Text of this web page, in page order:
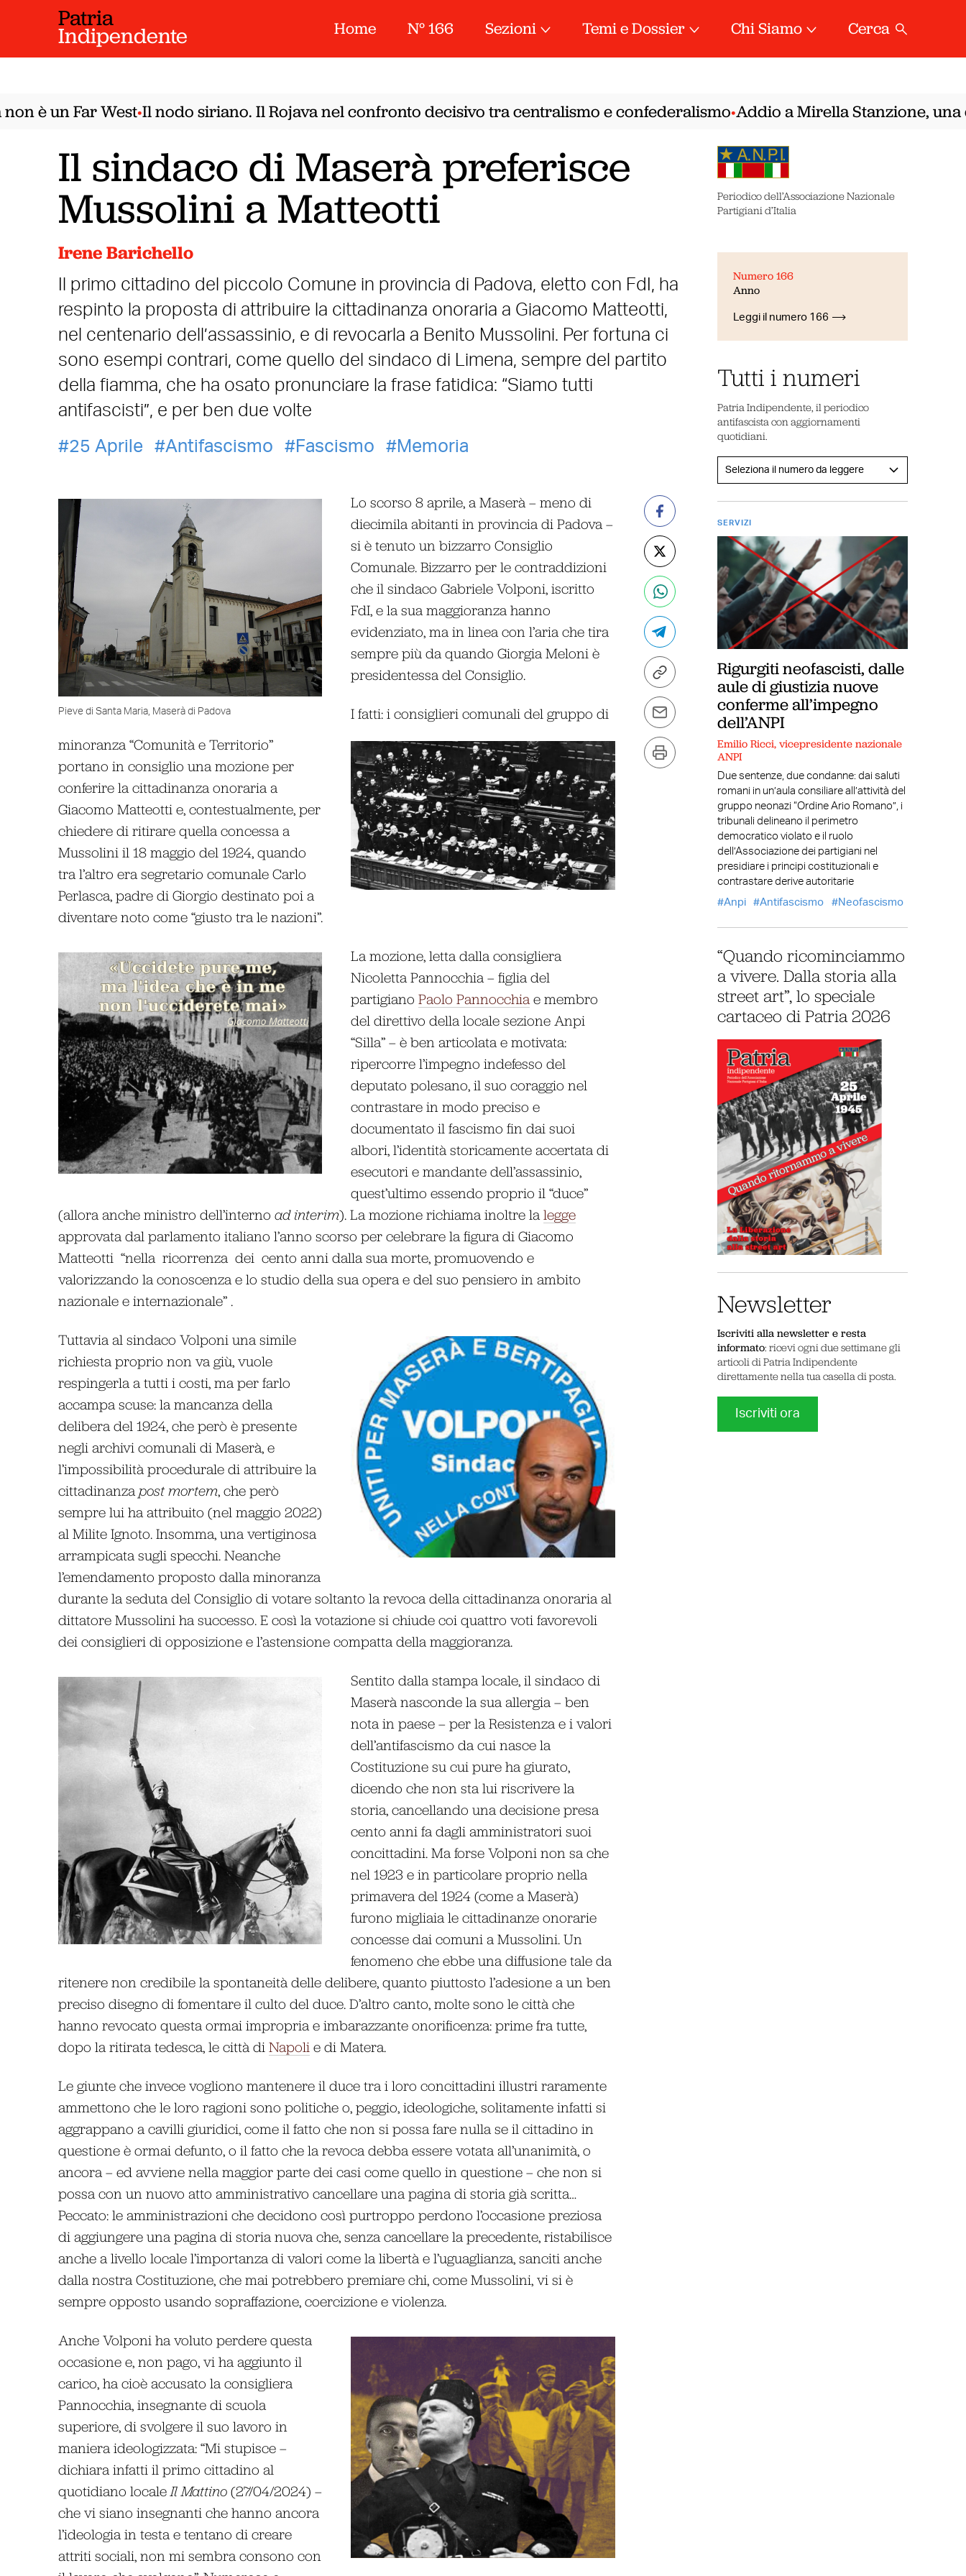
Patria
Indipendente Home N° 166 Sezioni Temi e Dossier Chi Siamo Cerca
è un Far West•Il nodo siriano. Il Rojava nel confronto decisivo tra centralismo e confederalismo•Addio a Mirella Stanzione, una
Il sindaco di Maserà preferisce
Mussolini a Matteotti
Irene Barichello
Il primo cittadino del piccolo Comune in provincia di Padova, eletto con FdI, ha
respinto la proposta di attribuire la cittadinanza onoraria a Giacomo Matteotti,
nel centenario dell’assassinio, e di revocarla a Benito Mussolini. Per fortuna ci
sono esempi contrari, come quello del sindaco di Limena, sempre del partito
della fiamma, che ha osato pronunciare la frase fatidica: “Siamo tutti
antifascisti”, e per ben due volte
25 Aprile
Antifascismo Fascismo Memoria
Pieve di Santa Maria, Maserà di Padova
Lo scorso 8 aprile, a Maserà – meno di
diecimila abitanti in provincia di Padova –
si è tenuto un bizzarro Consiglio
Comunale. Bizzarro per le contraddizioni
che il sindaco Gabriele Volponi, iscritto
FdI, e la sua maggioranza hanno
evidenziato, ma in linea con l’aria che tira
sempre più da quando Giorgia Meloni è
presidentessa del Consiglio.
I fatti: i consiglieri comunali del gruppo di
minoranza “Comunità e Territorio”
portano in consiglio una mozione per
conferire la cittadinanza onoraria a
Giacomo Matteotti e, contestualmente, per
chiedere di ritirare quella concessa a
Mussolini il 18 maggio del 1924, quando
tra l’altro era segretario comunale Carlo
Perlasca, padre di Giorgio destinato poi a
diventare noto come “giusto tra le nazioni”.
La mozione, letta dalla consigliera
Nicoletta Pannocchia – figlia del
partigianoPaolo Pannocchia e membro
del direttivo della locale sezione Anpi
“Silla” – è ben articolata e motivata:
ripercorre l’impegno indefesso del
deputato polesano, il suo coraggio nel
contrastare in modo preciso e
documentato il fascismo fin dai suoi
albori, l’identità storicamente accertata di
esecutori e mandante dell’assassinio,
quest’ultimo essendo proprio il “duce”
(allora anche ministro dell’interno ad interim). La mozione richiama inoltre la legge
approvata dal parlamento italiano l’anno scorso per celebrare la figura di Giacomo
Matteotti “nella ricorrenza dei cento anni dalla sua morte, promuovendo e
valorizzando la conoscenza e lo studio della sua opera e del suo pensiero in ambito
nazionale e internazionale” .
Tuttavia al sindaco Volponi una simile
richiesta proprio non va giù, vuole
respingerla a tutti i costi, ma per farlo
accampa scuse: la mancanza della
delibera del 1924, che però è presente
negli archivi comunali di Maserà, e
l’impossibilità procedurale di attribuire la
cittadinanza post mortem, che però
sempre lui ha attribuito (nel maggio 2022)
al Milite Ignoto. Insomma, una vertiginosa
arrampicata sugli specchi. Neanche
l’emendamento proposto dalla minoranza
durante la seduta del Consiglio di votare soltanto la revoca della cittadinanza onoraria al
dittatore Mussolini ha successo. E così la votazione si chiude coi quattro voti favorevoli
dei consiglieri di opposizione e l’astensione compatta della maggioranza.
Sentito dalla stampa locale, il sindaco di
Maserà nasconde la sua allergia – ben
nota in paese – per la Resistenza e i valori
dell’antifascismo da cui nasce la
Costituzione su cui pure ha giurato,
dicendo che non sta lui riscrivere la
storia, cancellando una decisione presa
cento anni fa dagli amministratori suoi
concittadini. Ma forse Volponi non sa che
nel 1923 e in particolare proprio nella
primavera del 1924 (come a Maserà)
furono migliaia le cittadinanze onorarie
concesse dai comuni a Mussolini. Un
fenomeno che ebbe una diffusione tale da
ritenere non credibile la spontaneità delle delibere, quanto piuttosto l’adesione a un ben
preciso disegno di fomentare il culto del duce. D’altro canto, molte sono le città che
hanno revocato questa ormai impropria e imbarazzante onorificenza: prime fra tutte,
dopo la ritirata tedesca, le città di Napoli e di Matera.
Le giunte che invece vogliono mantenere il duce tra i loro concittadini illustri raramente
ammettono che le loro ragioni sono politiche o, peggio, ideologiche, solitamente infatti si
aggrappano a cavilli giuridici, come il fatto che non si possa fare nulla se il cittadino in
questione è ormai defunto, o il fatto che la revoca debba essere votata all’unanimità, o
ancora – ed avviene nella maggior parte dei casi come quello in questione – che non si
possa con un nuovo atto amministrativo cancellare una pagina di storia già scritta…
Peccato: le amministrazioni che decidono così purtroppo perdono l’occasione preziosa
di aggiungere una pagina di storia nuova che, senza cancellare la precedente, ristabilisce
anche a livello locale l’importanza di valori come la libertà e l’uguaglianza, sanciti anche
dalla nostra Costituzione, che mai potrebbero premiare chi, come Mussolini, vi si è
sempre opposto usando sopraffazione, coercizione e violenza.
Anche Volponi ha voluto perdere questa
occasione e, non pago, vi ha aggiunto il
carico, ha cioè accusato la consigliera
Pannocchia, insegnante di scuola
superiore, di svolgere il suo lavoro in
maniera ideologizzata: “Mi stupisce –
dichiara infatti il primo cittadino al
quotidiano locale Il Mattino(27/04/2024) –
che vi siano insegnanti che hanno ancora
l’ideologia in testa e tentano di creare
attriti sociali, non mi sembra consono con
Periodico dell’Associazione Nazionale
Partigiani d’Italia
Numero 166
Anno
Leggi il numero 166
Tutti i numeri
Patria Indipendente, il periodico
antifascista con aggiornamenti
quotidiani.
SERVIZI
Rigurgiti neofascisti, dalle
aule di giustizia nuove
conferme all’impegno
dell’ANPI
Emilio Ricci, vicepresidente nazionale
ANPI
Due sentenze, due condanne: dai saluti
romani in un’aula consiliare all’attività del
gruppo neonazi “Ordine Ario Romano”, i
tribunali delineano il perimetro
democratico violato e il ruolo
dell’Associazione dei partigiani nel
presidiare i principi costituzionali e
contrastare derive autoritarie
Anpi
Antifascismo Neofascismo
“Quando ricominciammo
a vivere. Dalla storia alla
street art”, lo speciale
cartaceo di Patria 2026
Newsletter
Iscriviti alla newsletter e resta
informato: ricevi ogni due settimane gli
articoli di Patria Indipendente
direttamente nella tua casella di posta.
Iscriviti ora